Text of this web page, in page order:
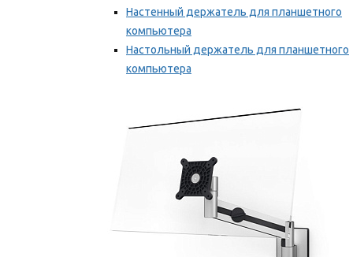
Настенный держатель для планшетного
компьютера
Настольный держатель для планшетного
компьютера